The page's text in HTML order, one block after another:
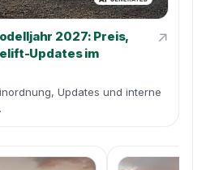
2027: Preis,
Updates im
↗
Updates und interne